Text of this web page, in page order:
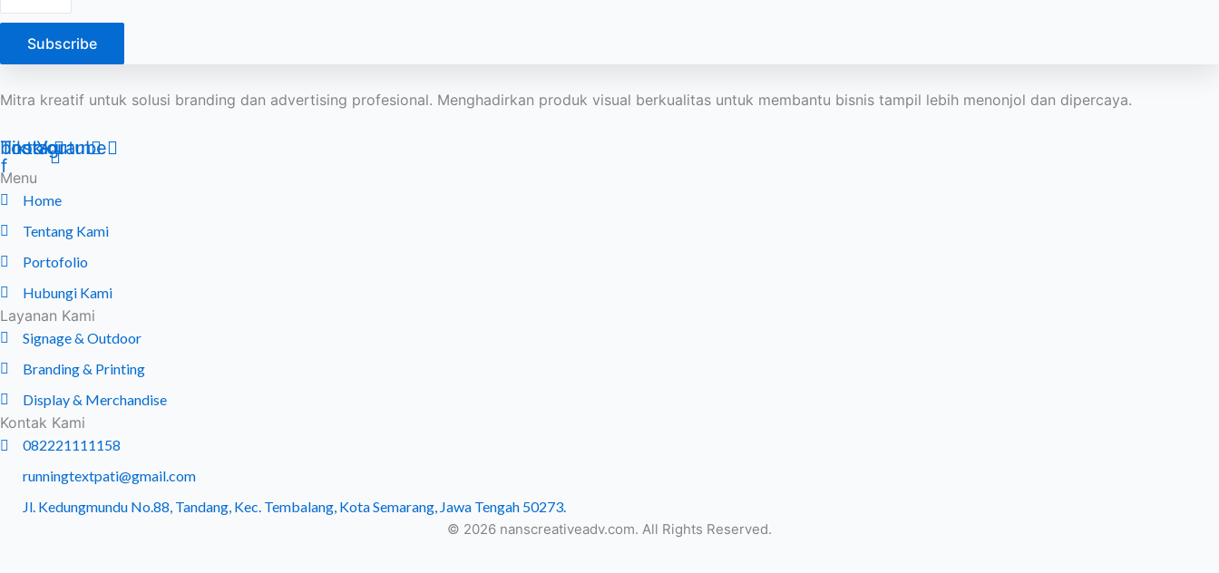
Subscribe
Mitra kreatif untuk solusi branding dan advertising profesional. Menghadirkan produk visual berkualitas untuk membantu bisnis tampil lebih menonjol dan dipercaya.
f
Tiktok
Instagram
Youtube
Menu
Home
Tentang Kami
Portofolio
Hubungi Kami
Layanan Kami
Signage & Outdoor
Branding & Printing
Display & Merchandise
Kontak Kami
082221111158
runningtextpati@gmail.com
Jl. Kedungmundu No.88, Tandang, Kec. Tembalang, Kota Semarang, Jawa Tengah 50273.
© 2026 nanscreativeadv.com. All Rights Reserved.